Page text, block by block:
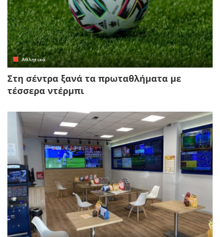
Αθλητικά
Στη σέντρα ξανά τα πρωταθλήματα με
τέσσερα ντέρμπι